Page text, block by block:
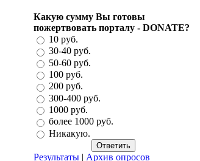
Какую сумму Вы готовы
пожертвовать порталу - DONATE?
10 руб.
30-40 руб.
50-60 руб.
100 руб.
200 руб.
300-400 руб.
1000 руб.
более 1000 руб.
Никакую.
Результаты | Архив опросов